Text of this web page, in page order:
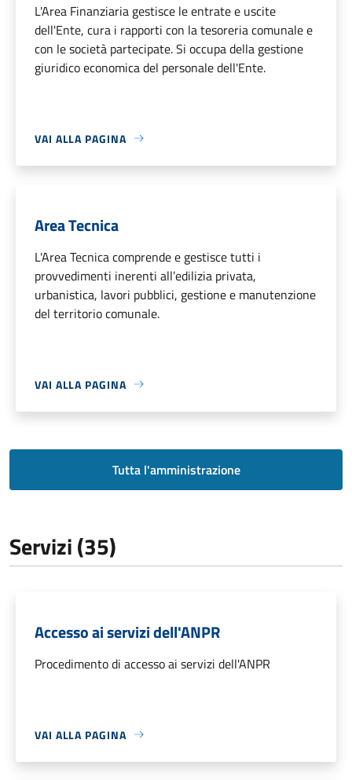
L'Area Finanziaria gestisce le entrate e uscite
dell'Ente, cura i rapporti con la tesoreria comunale e
con le società partecipate. Si occupa della gestione
giuridico economica del personale dell'Ente.
VAI ALLA PAGINA
Area Tecnica
L'Area Tecnica comprende e gestisce tutti i
provvedimenti inerenti all’edilizia privata,
urbanistica, lavori pubblici, gestione e manutenzione
del territorio comunale.
VAI ALLA PAGINA
Tutta l'amministrazione
Servizi (35)
Accesso ai servizi dell'ANPR
Procedimento di accesso ai servizi dell'ANPR
VAI ALLA PAGINA